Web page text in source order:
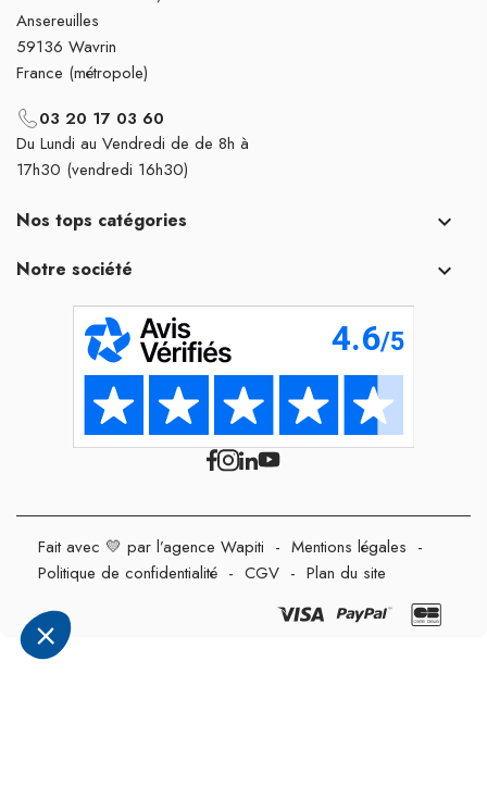
Ansereuilles
59136 Wavrin
France (métropole)
03 20 17 03 60
Du Lundi au Vendredi de de 8h à
17h30 (vendredi 16h30)
Nos tops catégories 
Notre société 
Fait avec 💛 par l’agence Wapiti - Mentions légales -
Politique de confidentialité - CGV - Plan du site